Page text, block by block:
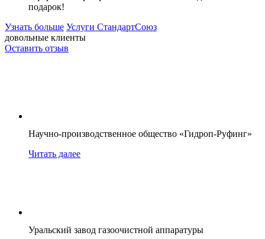
подарок!
Узнать больше Услуги СтандартСоюз
довольные клиенты
Оставить отзыв
Научно-производственное общество «Гидроп-Руфинг»
Читать далее
Уральский завод газоочистной аппаратуры